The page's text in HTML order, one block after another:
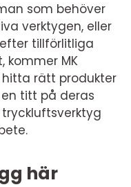
som behöver
verktygen, eller
tillförlitliga
kommer MK
rätt produkter
titt på deras
här